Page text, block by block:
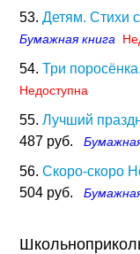
53. Детям. Стихи
Бумажная книга
54. Три
Недоступна
55. Лучший
487 руб.
56. Скоро-скоро
504 руб.